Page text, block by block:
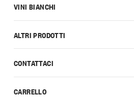
CONTATTACI
CARRELLO
VINI BIANCHI
ALTRI PRODOTTI